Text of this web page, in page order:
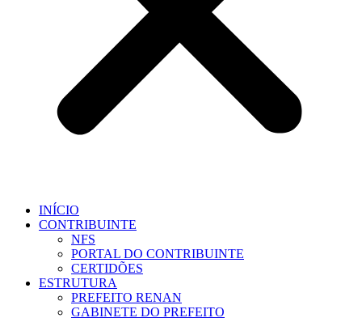
INÍCIO
CONTRIBUINTE
NFS
PORTAL DO CONTRIBUINTE
CERTIDÕES
ESTRUTURA
PREFEITO RENAN
GABINETE DO PREFEITO